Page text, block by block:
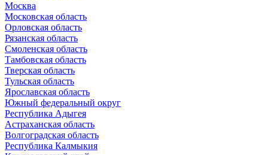
Москва
Московская область
Орловская область
Рязанская область
Смоленская область
Тамбовская область
Тверская область
Тульская область
Ярославская область
Южный федеральный округ
Республика Адыгея
Астраханская область
Волгоградская область
Республика Калмыкия